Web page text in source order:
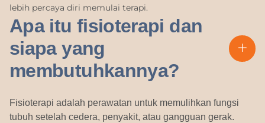
lebih percaya diri memulai terapi.
Apa itu fisioterapi dan
siapa yang
membutuhkannya?
Fisioterapi adalah perawatan untuk memulihkan fungsi
tubuh setelah cedera, penyakit, atau gangguan gerak.